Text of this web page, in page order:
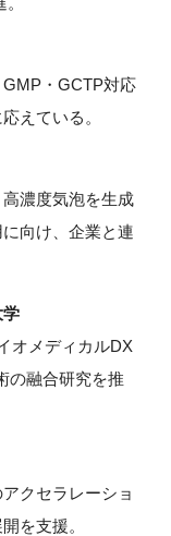
・GCTP対応
えている。
濃度気泡を生成
向け、企業と連
学
オメディカルDX
の融合研究を推
クセラレーショ
を支援。